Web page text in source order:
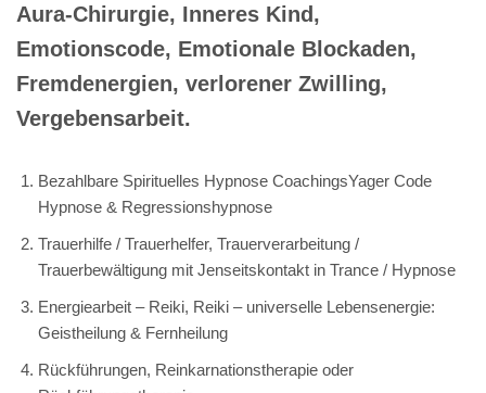
Aura-Chirurgie, Inneres Kind,
Emotionscode, Emotionale Blockaden,
Fremdenergien, verlorener Zwilling,
Vergebensarbeit.
Bezahlbare Spirituelles Hypnose CoachingsYager Code
Hypnose & Regressionshypnose
Trauerhilfe / Trauerhelfer, Trauerverarbeitung /
Trauerbewältigung mit Jenseitskontakt in Trance / Hypnose
Energiearbeit – Reiki, Reiki – universelle Lebensenergie:
Geistheilung & Fernheilung
Rückführungen, Reinkarnationstherapie oder